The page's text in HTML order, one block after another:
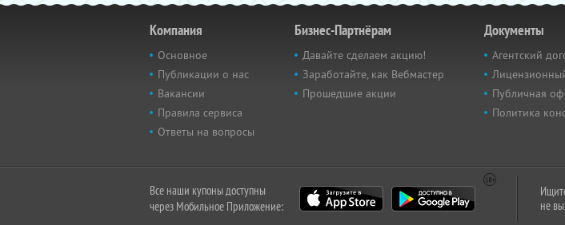
Компания
Основное
Публикации о нас
Вакансии
Правила сервиса
Ответы на вопросы
Бизнес-Партнёрам
Давайте сделаем акцию!
Заработайте, как Вебмастер
Прошедшие акции
Документы
Агентский
Публичная
Политика
Все наши купоны доступны
через Мобильное Приложение:
не